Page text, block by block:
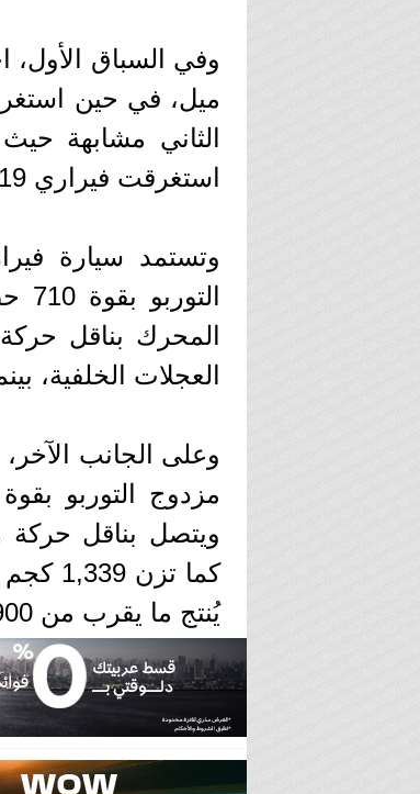
استغرقت فيراري 10.119 ثانية لإنهاء السباق.
المحرك بناقل
العجلات الخلفية، بينما
ويتصل بناقل
كما
يُنتج ما يقرب من 900 حصان عند عمود الكرنك.